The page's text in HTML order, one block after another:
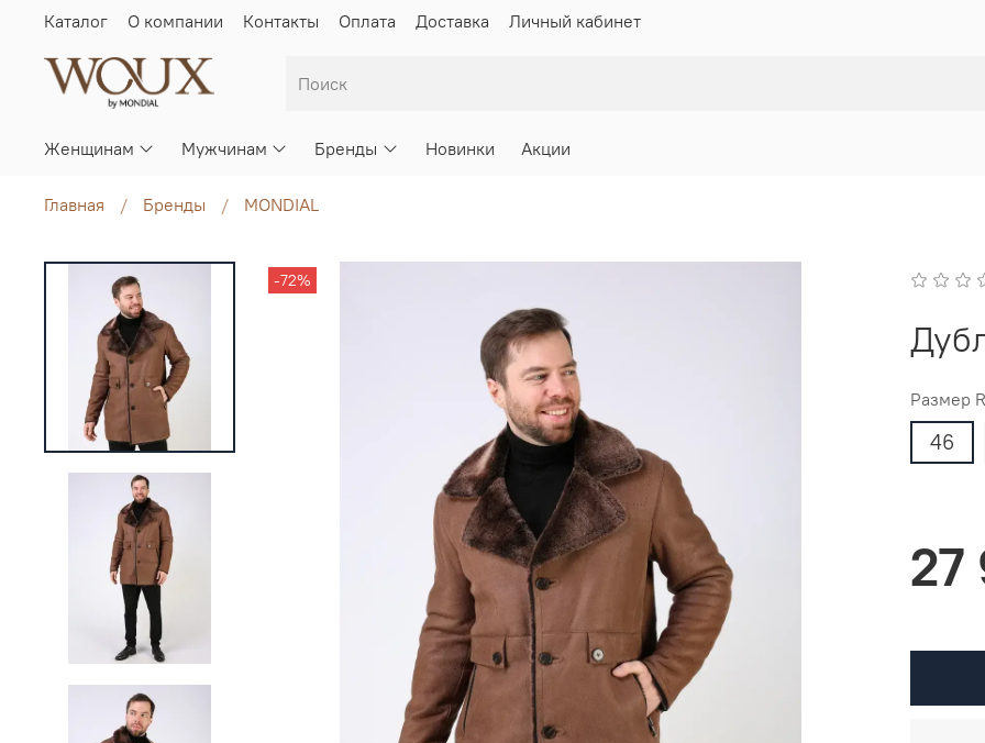
Каталог О компании Контакты Оплата Доставка Личный кабинет
Женщинам Мужчинам Бренды Новинки Акции
Главная Бренды MONDIAL
-72%
Размер
46
27